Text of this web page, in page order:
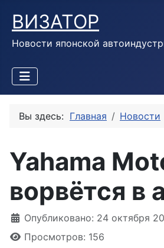
ВИЗАТОР
Новости японской
Вы здесь: Главная Новости
Yahama
ворвётся в
Информация о материале
Опубликовано: 24 октября
Просмотров: 156